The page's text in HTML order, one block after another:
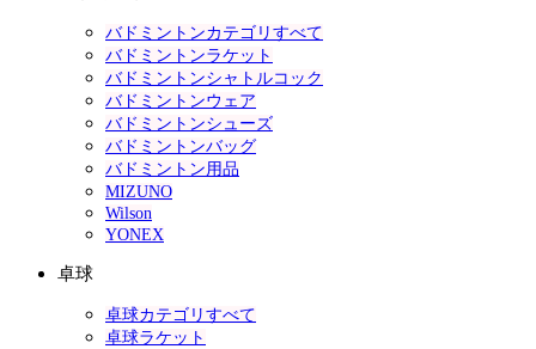
バドミントンカテゴリすべて
バドミントンラケット
バドミントンシャトルコック
バドミントンウェア
バドミントンシューズ
バドミントンバッグ
バドミントン用品
MIZUNO
Wilson
YONEX
卓球
卓球カテゴリすべて
卓球ラケット